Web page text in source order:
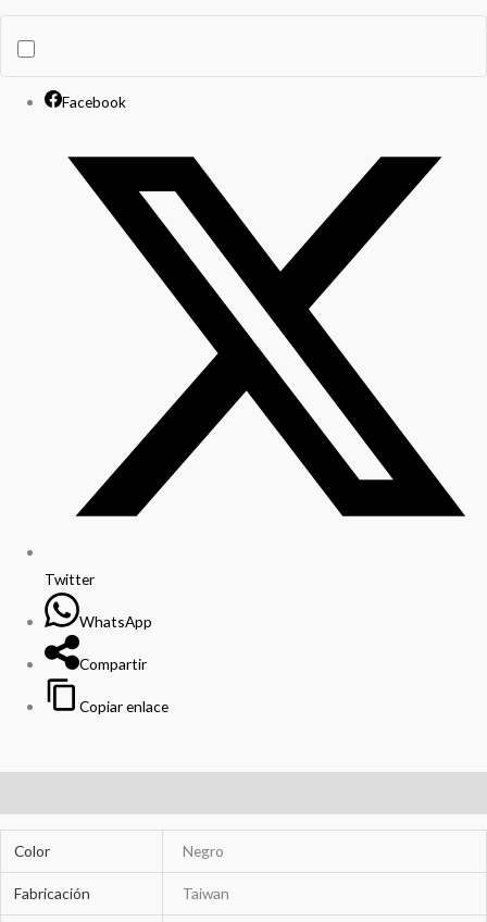
Facebook
Twitter
WhatsApp
Compartir
Copiar enlace
Color Negro
Fabricación Taiwan